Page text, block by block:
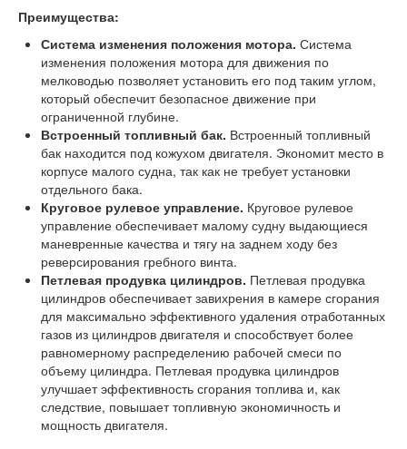
Преимущества:
Система изменения положения мотора. Система
изменения положения мотора для движения по
мелководью позволяет установить его под таким углом,
который обеспечит безопасное движение при
ограниченной глубине.
Встроенный топливный бак. Встроенный топливный
бак находится под кожухом двигателя. Экономит место в
корпусе малого судна, так как не требует установки
отдельного бака.
Круговое рулевое управление. Круговое рулевое
управление обеспечивает малому судну выдающиеся
маневренные качества и тягу на заднем ходу без
реверсирования гребного винта.
Петлевая продувка цилиндров. Петлевая продувка
цилиндров обеспечивает завихрения в камере сгорания
для максимально эффективного удаления отработанных
газов из цилиндров двигателя и способствует более
равномерному распределению рабочей смеси по
объему цилиндра. Петлевая продувка цилиндров
улучшает эффективность сгорания топлива и, как
следствие, повышает топливную экономичность и
мощность двигателя.